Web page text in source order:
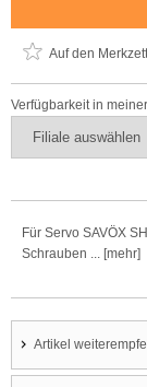
Auf den
Verfügbarkeit in
Für Servo SAVÖX
Schrauben ... [mehr]
Artikel